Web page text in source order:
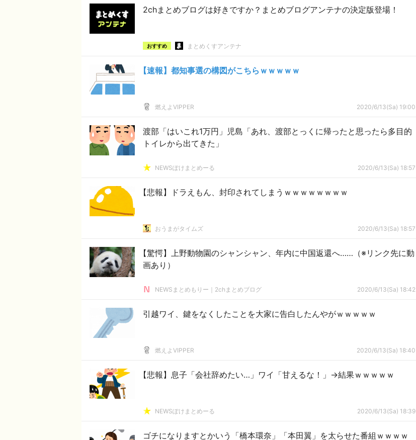
2chまとめブログは好きですか？まとめブログアンテナの決定版登場！
おすすめ まとめくすアンテナ
【速報】都知事選の構図がこちらｗｗｗｗｗ
燃えよVIPPER 2020/6/13(Sa) 19:00
渡部「はいこれ1万円」児島「あれ、渡部とっくに帰ったと思ったら多目的
トイレから出てきた」
NEWSぽけまとめーる 2020/6/13(Sa) 18:57
【悲報】ドラえもん、封印されてしまうｗｗｗｗｗｗｗｗ
おうまがタイムズ 2020/6/13(Sa) 18:57
【驚愕】上野動物園のシャンシャン、年内に中国返還へ……（※リンク先に動
画あり）
NEWSまとめもりー｜2chまとめブログ 2020/6/13(Sa) 18:42
引越ワイ、鍵をなくしたことを大家に告白したんやがｗｗｗｗｗ
燃えよVIPPER 2020/6/13(Sa) 18:40
【悲報】息子「会社辞めたい…」ワイ「甘えるな！」→結果ｗｗｗｗｗ
NEWSぽけまとめーる 2020/6/13(Sa) 18:39
ゴチになりますとかいう「橋本環奈」「本田翼」を太らせた番組ｗｗｗｗ